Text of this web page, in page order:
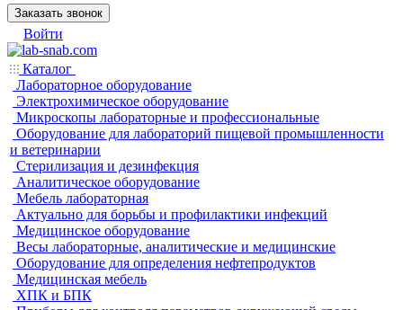
Заказать звонок
Войти
Каталог
Лабораторное оборудование
Электрохимическое оборудование
Микроскопы лабораторные и профессиональные
Оборудование для лабораторий пищевой промышленности
и ветеринарии
Стерилизация и дезинфекция
Аналитическое оборудование
Мебель лабораторная
Актуально для борьбы и профилактики инфекций
Медицинское оборудование
Весы лабораторные, аналитические и медицинские
Оборудование для определения нефтепродуктов
Медицинская мебель
ХПК и БПК